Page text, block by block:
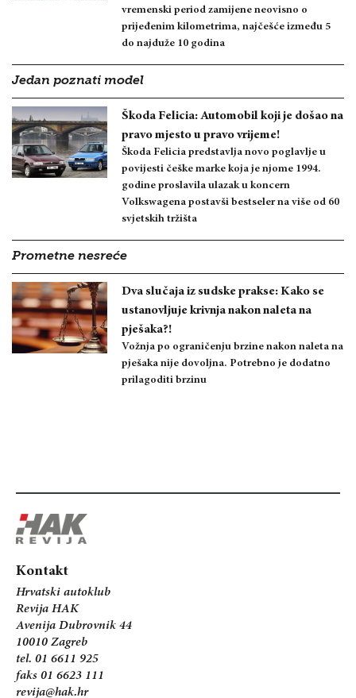
vremenski period zamijene neovisno o
prijeđenim kilometrima, najčešće između 5
do najduže 10 godina
Jedan poznati model
Škoda Felicia: Automobil koji je došao na
pravo mjesto u pravo vrijeme!
Škoda Felicia predstavlja novo poglavlje u
povijesti češke marke koja je njome 1994.
godine proslavila ulazak u koncern
Volkswagena postavši bestseler na više od 60
svjetskih tržišta
Prometne nesreće
Dva slučaja iz sudske prakse: Kako se
ustanovljuje krivnja nakon naleta na
pješaka?!
Vožnja po ograničenju brzine nakon naleta na
pješaka nije dovoljna. Potrebno je dodatno
prilagoditi brzinu
Kontakt
Hrvatski autoklub
Revija HAK
Avenija Dubrovnik 44
10010 Zagreb
tel. 01 6611 925
faks 01 6623 111
revija@hak.hr